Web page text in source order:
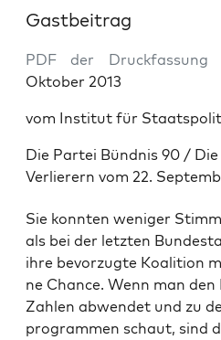
Gastbeitrag
PDF der Druckfassung
Oktober 2013
vom Institut für
Die Partei Bündnis 90 /
Verlierern vom 22.
Sie konn­ten weni­ger
als bei der letz­ten
ihre bevor­zug­te Koali­ti­on
ne Chan­ce. Wenn man den
Zah­len abwen­det und zu
pro­gram­men schaut, sind